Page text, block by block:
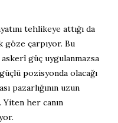
tehlikeye attığı da
çarpıyor. Bu
güç uygulanmazsa
güçlü pozisyonda olacağı
pazarlığının uzun
her canın